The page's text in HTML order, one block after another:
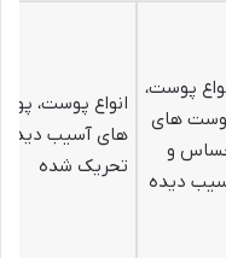
پوست،
های
و
دیده
انواع پوست،
های آسیب دیده
تحریک شده